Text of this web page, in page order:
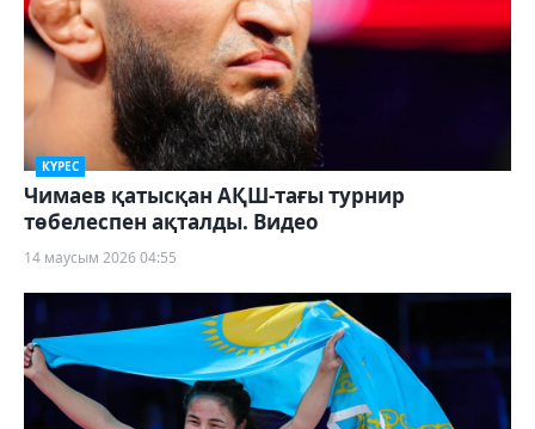
КҮРЕС
Чимаев қатысқан АҚШ-тағы турнир
төбелеспен ақталды. Видео
14 маусым 2026 04:55